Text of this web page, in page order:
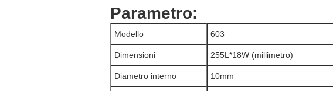
Parametro:
Modello 603
Dimensioni 255L*18W (millimetro)
Diametro interno 10mm